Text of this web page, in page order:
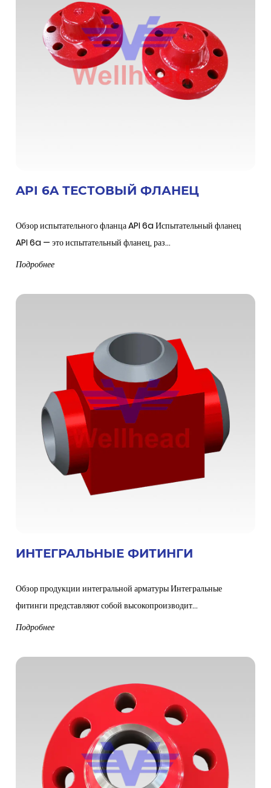
API 6A ТЕСТОВЫЙ ФЛАНЕЦ
Обзор испытательного фланца API 6a Испытательный фланец
API 6a — это испытательный фланец, раз...
Подробнее
ИНТЕГРАЛЬНЫЕ ФИТИНГИ
Обзор продукции интегральной арматуры Интегральные
фитинги представляют собой высокопроизводит...
Подробнее